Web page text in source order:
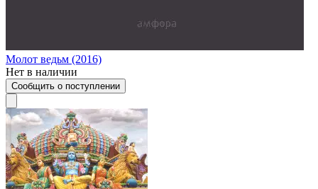
Молот ведьм (2016)
Нет в наличии
Сообщить о поступлении